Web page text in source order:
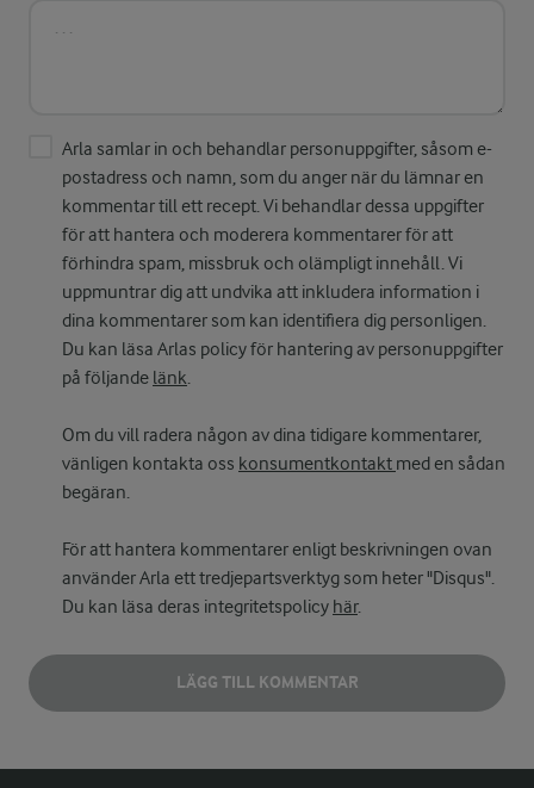
Arla samlar in och behandlar personuppgifter, såsom e-
postadress och namn, som du anger när du lämnar en
kommentar till ett recept. Vi behandlar dessa uppgifter
för att hantera och moderera kommentarer för att
förhindra spam, missbruk och olämpligt innehåll. Vi
uppmuntrar dig att undvika att inkludera information i
dina kommentarer som kan identifiera dig personligen.
Du kan läsa Arlas policy för hantering av personuppgifter
på följande länk.
Om du vill radera någon av dina tidigare kommentarer,
vänligen kontakta oss konsumentkontakt med en sådan
begäran.
För att hantera kommentarer enligt beskrivningen ovan
använder Arla ett tredjepartsverktyg som heter "Disqus".
Du kan läsa deras integritetspolicy här.
LÄGG TILL KOMMENTAR